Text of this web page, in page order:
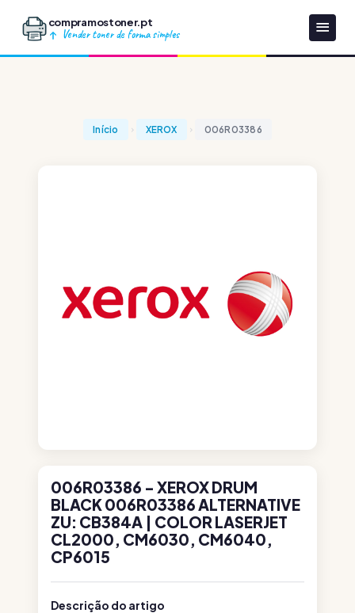
compramostoner.pt
Vender toner de forma simples
Início XEROX 006R03386
006R03386 - XEROX DRUM
BLACK 006R03386 ALTERNATIVE
ZU: CB384A | COLOR LASERJET
CL2000, CM6030, CM6040,
CP6015
Descrição do artigo